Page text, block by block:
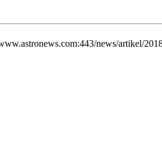
news/artikel/